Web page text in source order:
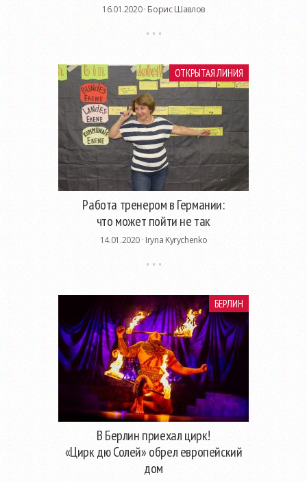
16.01.2020 ·Борис Шавлов
ОТКРЫТАЯ ЛИНИЯ
Работа тренером в Германии:
что может пойти не так
14.01.2020 ·Iryna Kyrychenko
БЕРЛИН
В Берлин приехал цирк!
«Цирк дю Солей» обрел европейский
дом